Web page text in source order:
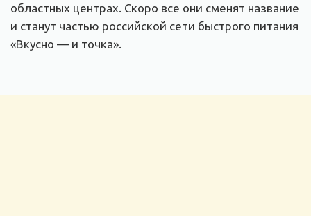
областных центрах. Скоро все они сменят название
и станут частью российской сети быстрого питания
«Вкусно — и точка».